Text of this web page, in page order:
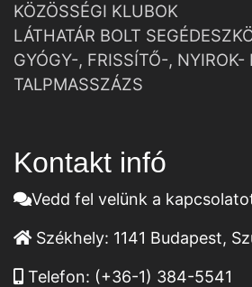
KÖZÖSSÉGI KLUBOK
LÁTHATÁR BOLT
GYÓGY-, FRISSÍTŐ-, NYIROK-
TALPMASSZÁZS
Kontakt infó
Vedd fel velünk a
Székhely: 1141 Budapest,
Telefon: (+36-1) 384-5541